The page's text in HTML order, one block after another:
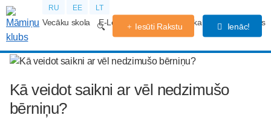
RU EE LT
Vecāku skola E-Lekcijas Grūtniecības kalendārs Forums
Iesūti Rakstu Ienāc!
Kā veidot saikni ar vēl nedzimušo
bērniņu?